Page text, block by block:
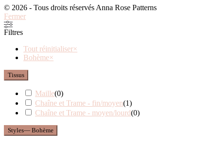
© 2026 - Tous droits réservés Anna Rose Patterns
Fermer
Filtres
Tout réinitialiser×
Bohème×
Tissus
Maille(0)
Chaîne et Trame - fin/moyen(1)
Chaîne et Trame - moyen/lourd(0)
Styles— Bohème